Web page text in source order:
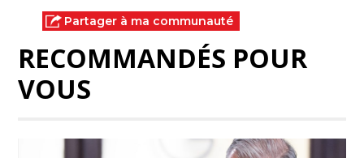
Partager à ma communauté
RECOMMANDÉS POUR
VOUS